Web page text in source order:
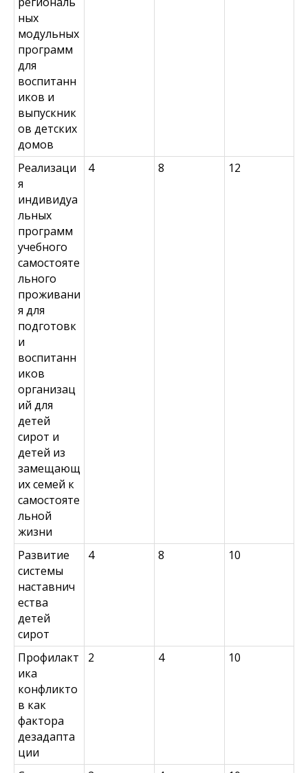
ных
модульных
программ
для
воспитанн
иков и
выпускник
ов детских
домов
Реализаци
я
индивидуа
льных
программ
учебного
самостояте
льного
проживани
я для
подготовк
и
воспитанн
иков
организац
ий для
детей
сирот и
детей из
замещающ
их семей к
самостояте
льной
жизни
4 8 12
Развитие
системы
наставнич
ества
детей
сирот
4 8 10
Профилакт
ика
конфликто
в как
фактора
дезадапта
ции
2 4 10